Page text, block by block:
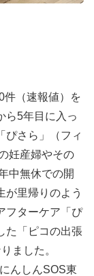
ジを楽しみな
バーと協力し
をお待ちして
ション
件（速報値）を
ら5年目に入っ
ぴさら」（フィ
妊産婦やその
中無休での開
が里帰りのよう
フターケア「ぴ
た「ピコの出張
ました。
んしんSOS東